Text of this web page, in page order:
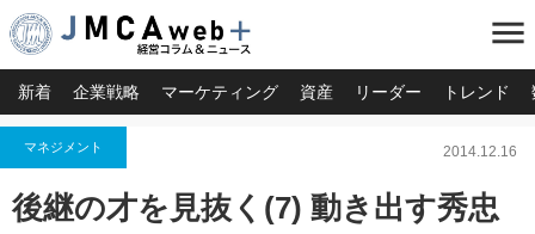
menu
新着 企業戦略 マーケティング 資産 リーダー トレンド
マネジメント 2014.12.16
後継の才を見抜く(7) 動き出す秀忠